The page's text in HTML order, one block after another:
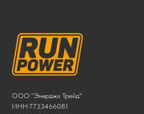
ООО "Энерджи Трейд"
ИНН:7733466081